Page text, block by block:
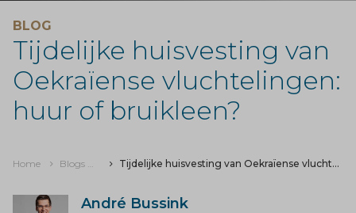
BLOG
Tijdelijke huisvesting van
Oekraïense vluchtelingen:
huur of bruikleen?
Home Tijdelijke huisvesting van Oekraïense vluchtelingen: huur of bruikleen?
André Bussink